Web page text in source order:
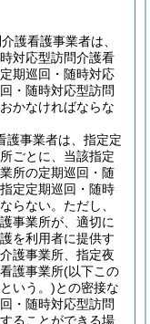
護看護事業者は、
対応型訪問介護看
期巡回・随時対応
・随時対応型訪問
かなければならな
護事業者は、指定定
ごとに、当該指定
所の定期巡回・随
定定期巡回・随時
らない。 ただし、
事業所が、適切に
を利用者に提供す
護事業所、指定夜
護事業所(以下この
いう。)との密接な
・随時対応型訪問
ることができる場